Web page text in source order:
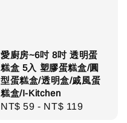
愛廚房~6吋 8吋 透明蛋
糕盒 5入 塑膠蛋糕盒/圓
型蛋糕盒/透明盒/戚風蛋
糕盒/I-Kitchen
Regular
NT$ 59 - NT$ 119